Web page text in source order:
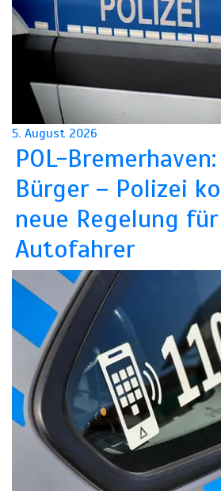
5. August 2026
POL-
Bürger – Polizei
neue Regelung für
Autofahrer